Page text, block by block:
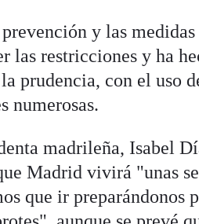
y las
las restricciones y ha
prudencia, con el uso
numerosas.
madrileña, Isabel
Madrid vivirá "unas
que ir preparándonos